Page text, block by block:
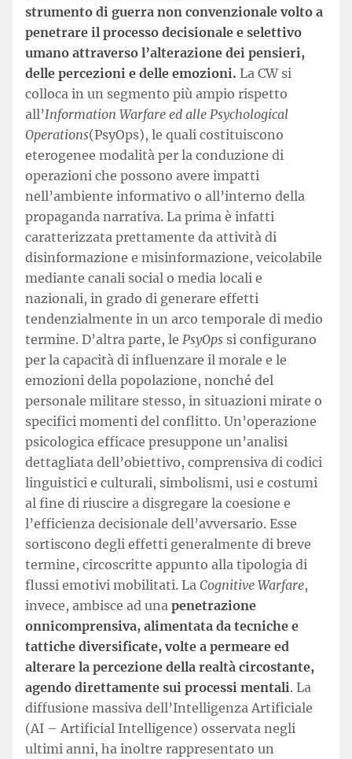
strumento di guerra non convenzionale volto a
penetrare il processo decisionale e selettivo
umano attraverso l’alterazione dei pensieri,
delle percezioni e delle emozioni. La CW si
colloca in un segmento più ampio rispetto
all’Information Warfare ed alle Psychological
Operations(PsyOps), le quali costituiscono
eterogenee modalità per la conduzione di
operazioni che possono avere impatti
nell’ambiente informativo o all’interno della
propaganda narrativa. La prima è infatti
caratterizzata prettamente da attività di
disinformazione e misinformazione, veicolabile
mediante canali social o media locali e
nazionali, in grado di generare effetti
tendenzialmente in un arco temporale di medio
termine. D’altra parte, le PsyOps si configurano
per la capacità di influenzare il morale e le
emozioni della popolazione, nonché del
personale militare stesso, in situazioni mirate o
specifici momenti del conflitto. Un’operazione
psicologica efficace presuppone un’analisi
dettagliata dell’obiettivo, comprensiva di codici
linguistici e culturali, simbolismi, usi e costumi
al fine di riuscire a disgregare la coesione e
l’efficienza decisionale dell’avversario. Esse
sortiscono degli effetti generalmente di breve
termine, circoscritte appunto alla tipologia di
flussi emotivi mobilitati. La Cognitive Warfare,
invece, ambisce ad una penetrazione
onnicomprensiva, alimentata da tecniche e
tattiche diversificate, volte a permeare ed
alterare la percezione della realtà circostante,
agendo direttamente sui processi mentali. La
diffusione massiva dell’Intelligenza Artificiale
(AI – Artificial Intelligence) osservata negli
ultimi anni, ha inoltre rappresentato un